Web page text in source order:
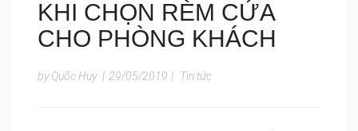
KHI CHỌN RÈM CỬA
CHO PHÒNG KHÁCH
by Quốc Huy | 29/05/2019 | Tin tức